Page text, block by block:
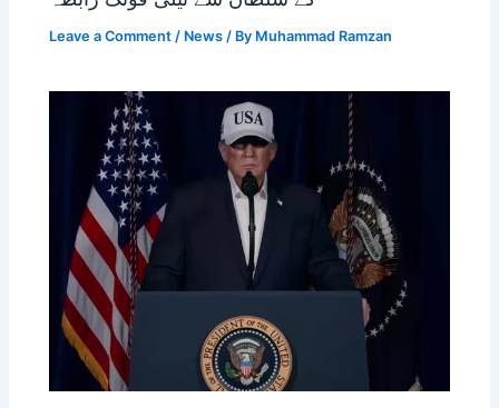
Leave a Comment / News / By Muhammad Ramzan